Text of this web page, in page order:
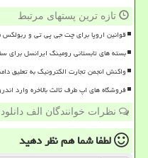
تازه ترین پستهای مرتبط
قوانین اروپا برای چت جی پی تی و
بسته های تابستانی رومینگ ایرانسل برای
واکنش انجمن تجارت الکترونیک به تعلیق دامنه
فروشگاه های اپ طرف ثالث بالاخره وارد
نظرات خوانندگان الف
لطفا شما همنظر دهید